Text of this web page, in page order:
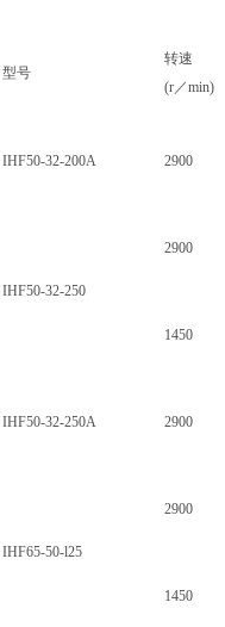
型号
转速
(r／min)
IHF50-32-200A 2900
IHF50-32-250
2900
1450
IHF50-32-250A 2900
IHF65-50-l25
2900
1450